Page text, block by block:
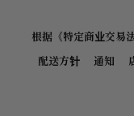
根据《特定商业交易
配送方针
通知